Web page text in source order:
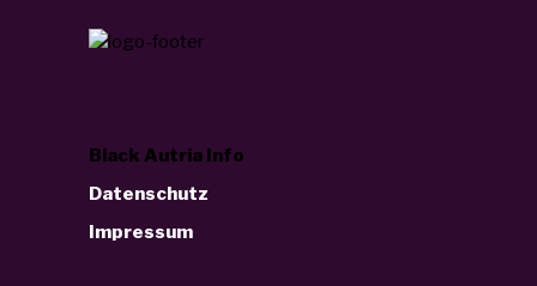
Black Autria Info
Datenschutz
Impressum